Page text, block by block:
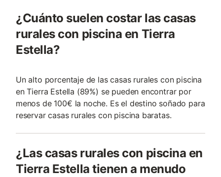
¿Cuánto suelen costar las casas
rurales con piscina en Tierra
Estella?
Un alto porcentaje de las casas rurales con piscina
en Tierra Estella (89%) se pueden encontrar por
menos de 100€ la noche. Es el destino soñado para
reservar casas rurales con piscina baratas.
¿Las casas rurales con piscina en
Tierra Estella tienen a menudo